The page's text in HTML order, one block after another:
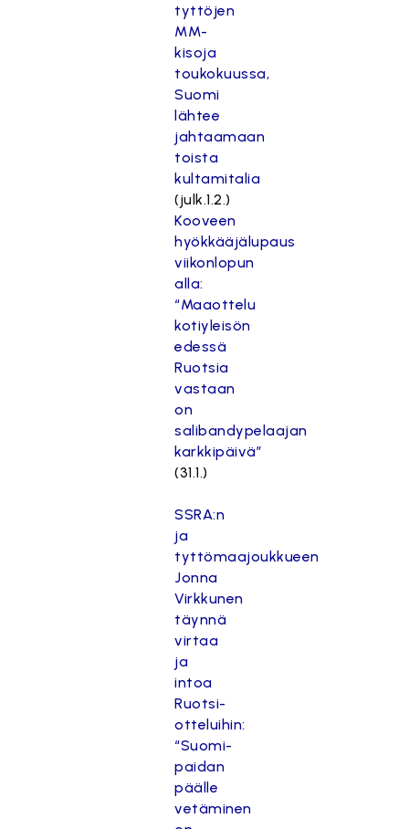
tyttöjen
MM-
kisoja
toukokuussa,
Suomi
lähtee
jahtaamaan
toista
kultamitalia
(julk.1.2.)
Kooveen
hyökkääjälupaus
viikonlopun
alla:
“Maaottelu
kotiyleisön
edessä
Ruotsia
vastaan
on
salibandypelaajan
karkkipäivä”
(31.1.)
SSRA:n
ja
tyttömaajoukkueen
Jonna
Virkkunen
täynnä
virtaa
ja
intoa
Ruotsi-
otteluihin:
“Suomi-
paidan
päälle
vetäminen